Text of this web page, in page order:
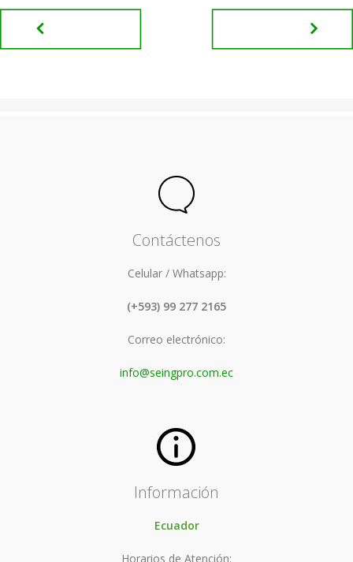
Contáctenos
Celular / Whatsapp:
(+593) 99 277 2165
Correo electrónico:
info@seingpro.com.ec
Información
Ecuador
Horarios de Atención: